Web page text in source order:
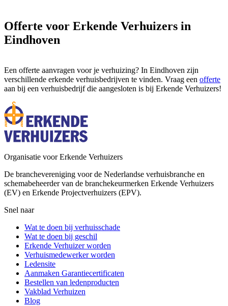
Offerte voor Erkende Verhuizers in
Eindhoven
Een offerte aanvragen voor je verhuizing? In Eindhoven zijn
verschillende erkende verhuisbedrijven te vinden. Vraag een offerte
aan bij een verhuisbedrijf die aangesloten is bij Erkende Verhuizers!
Organisatie voor Erkende Verhuizers
De branchevereniging voor de Nederlandse verhuisbranche en
schemabeheerder van de branchekeurmerken Erkende Verhuizers
(EV) en Erkende Projectverhuizers (EPV).
Snel naar
Wat te doen bij verhuisschade
Wat te doen bij geschil
Erkende Verhuizer worden
Verhuismedewerker worden
Ledensite
Aanmaken Garantiecertificaten
Bestellen van ledenproducten
Vakblad Verhuizen
Blog